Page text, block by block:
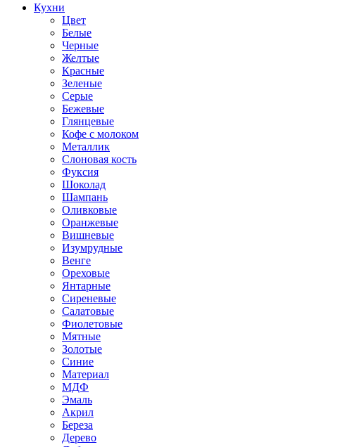
Кухни
Цвет
Белые
Черные
Желтые
Красные
Зеленые
Серые
Бежевые
Глянцевые
Кофе с молоком
Металлик
Слоновая кость
Фуксия
Шоколад
Шампань
Оливковые
Оранжевые
Вишневые
Изумрудные
Венге
Ореховые
Янтарные
Сиреневые
Салатовые
Фиолетовые
Мятные
Золотые
Синие
Материал
МДФ
Эмаль
Акрил
Береза
Дерево